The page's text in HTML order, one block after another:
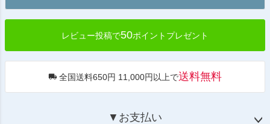
へ
レビュー投稿で50ポイントプレゼント
全国送料650円 11,000円以上で送料無料
▼お支払い